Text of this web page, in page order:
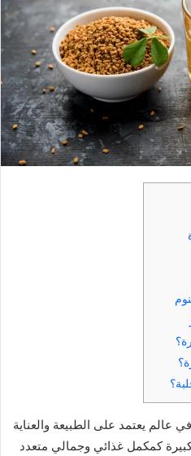
يعتمد على الطبيعة والعناية
كمكمل غذائي وجمالي متعدد